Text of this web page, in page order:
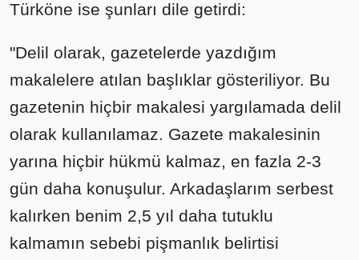
Türköne ise şunları dile getirdi:
"Delil olarak, gazetelerde yazdığım
makalelere atılan başlıklar gösteriliyor. Bu
gazetenin hiçbir makalesi yargılamada delil
olarak kullanılamaz. Gazete makalesinin
yarına hiçbir hükmü kalmaz, en fazla 2-3
gün daha konuşulur. Arkadaşlarım serbest
kalırken benim 2,5 yıl daha tutuklu
kalmamın sebebi pişmanlık belirtisi